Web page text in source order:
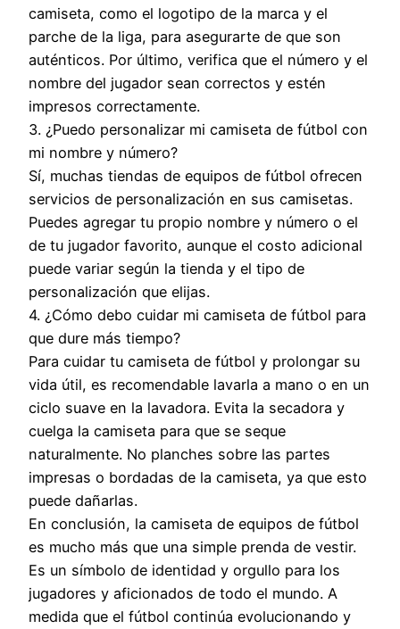
camiseta, como el logotipo de la marca y el
parche de la liga, para asegurarte de que son
auténticos. Por último, verifica que el número y el
nombre del jugador sean correctos y estén
impresos correctamente.
3. ¿Puedo personalizar mi camiseta de fútbol con
mi nombre y número?
Sí, muchas tiendas de equipos de fútbol ofrecen
servicios de personalización en sus camisetas.
Puedes agregar tu propio nombre y número o el
de tu jugador favorito, aunque el costo adicional
puede variar según la tienda y el tipo de
personalización que elijas.
4. ¿Cómo debo cuidar mi camiseta de fútbol para
que dure más tiempo?
Para cuidar tu camiseta de fútbol y prolongar su
vida útil, es recomendable lavarla a mano o en un
ciclo suave en la lavadora. Evita la secadora y
cuelga la camiseta para que se seque
naturalmente. No planches sobre las partes
impresas o bordadas de la camiseta, ya que esto
puede dañarlas.
En conclusión, la camiseta de equipos de fútbol
es mucho más que una simple prenda de vestir.
Es un símbolo de identidad y orgullo para los
jugadores y aficionados de todo el mundo. A
medida que el fútbol continúa evolucionando y